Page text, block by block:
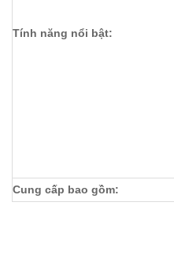
Tính năng nổi bật:
Cung cấp bao gồm: